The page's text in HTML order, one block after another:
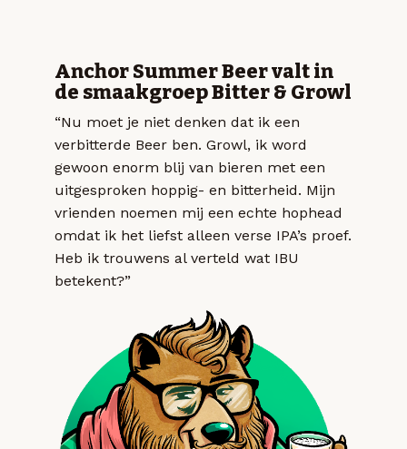
Anchor Summer Beer valt in
de smaakgroep Bitter & Growl
“Nu moet je niet denken dat ik een
verbitterde Beer ben. Growl, ik word
gewoon enorm blij van bieren met een
uitgesproken hoppig- en bitterheid. Mijn
vrienden noemen mij een echte hophead
omdat ik het liefst alleen verse IPA’s proef.
Heb ik trouwens al verteld wat IBU
betekent?”